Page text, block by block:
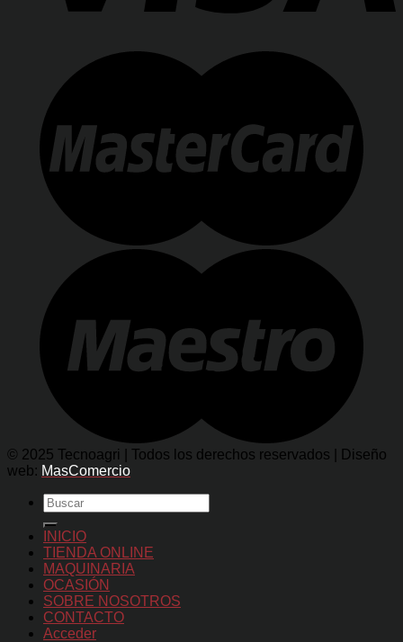
© 2025 Tecnoagri | Todos los derechos reservados | Diseño
web: MasComercio
Buscar
por:
INICIO
TIENDA ONLINE
MAQUINARIA
OCASIÓN
SOBRE NOSOTROS
CONTACTO
Acceder